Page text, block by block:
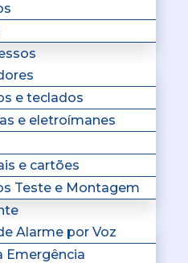
e teclados
e eletroímanes
e cartões
Teste e Montagem
Alarme por Voz
Emergência